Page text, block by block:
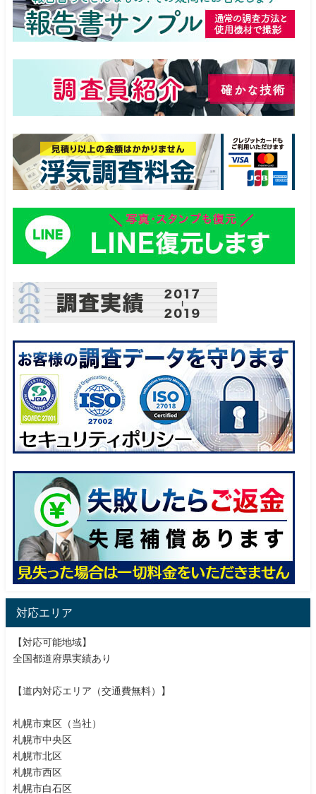
対応エリア
【対応可能地域】
全国都道府県実績あり
【道内対応エリア（交通費無料）】
札幌市東区（当社）
札幌市中央区
札幌市北区
札幌市西区
札幌市白石区